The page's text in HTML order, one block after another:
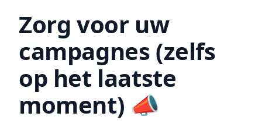
Zorg voor uw
campagnes (zelfs
op het laatste
moment) 📣